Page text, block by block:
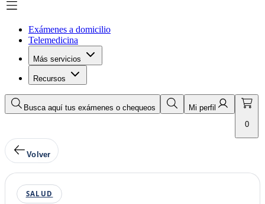
Exámenes a domicilio
Telemedicina
Más servicios
Recursos
Busca aquí tus exámenes o chequeos
Mi perfil
0
Volver
SALUD